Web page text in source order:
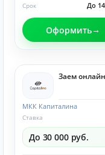
До
Срок
Оформить
Заем онлайн
МКК Капиталина
Ставка
До 30 000 руб.